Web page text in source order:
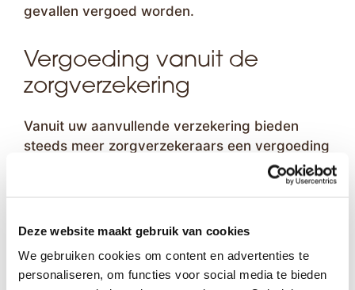
Deze website maakt gebruik van cookies
We gebruiken cookies om content en advertenties te
personaliseren, om functies voor social media te bieden
gevallen vergoed worden.
Vergoeding vanuit de
zorgverzekering
Vanuit uw aanvullende verzekering bieden
steeds meer zorgverzekeraars een vergoeding
voor het gebruik maken van de diensten van
Vergoedingen Door Verzekeraars (PDF)
Vergoeding door